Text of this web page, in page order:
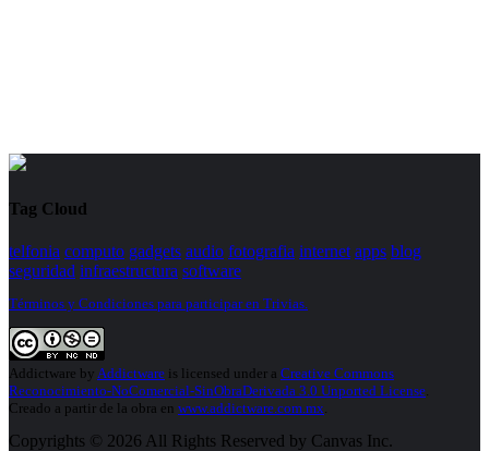
Tag Cloud
telfonia computo gadgets audio fotografia internet apps blog
seguridad infraestructura software
Términos y Condiciones para participar en Trivias.
Addictware by Addictware is licensed under a Creative Commons
Reconocimiento-NoComercial-SinObraDerivada 3.0 Unported License
Creado a partir de la obra en www.addictware.com.mx
Copyrights © 2026 All Rights Reserved by Canvas Inc.